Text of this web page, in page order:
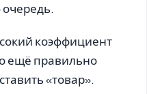
коэффициент
ещё правильно
«товар».